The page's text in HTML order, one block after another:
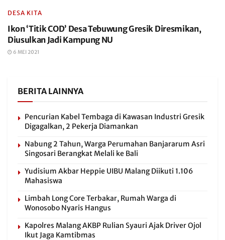
DESA KITA
Ikon ‘Titik COD’ Desa Tebuwung Gresik Diresmikan,
Diusulkan Jadi Kampung NU
6 MEI 2021
BERITA LAINNYA
Pencurian Kabel Tembaga di Kawasan Industri Gresik
Digagalkan, 2 Pekerja Diamankan
Nabung 2 Tahun, Warga Perumahan Banjararum Asri
Singosari Berangkat Melali ke Bali
Yudisium Akbar Heppie UIBU Malang Diikuti 1.106
Mahasiswa
Limbah Long Core Terbakar, Rumah Warga di
Wonosobo Nyaris Hangus
Kapolres Malang AKBP Rulian Syauri Ajak Driver Ojol
Ikut Jaga Kamtibmas